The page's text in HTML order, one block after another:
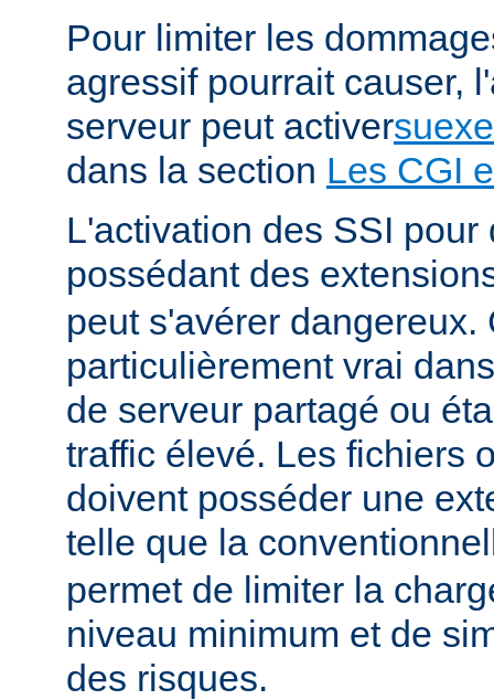
Pour limiter les
agressif pourrait causer,
serveur peut activer
dans la section Les CGI
L'activation des SSI pour
possédant des
peut s'avérer dangereux.
particulièrement vrai
de serveur partagé ou
traffic élevé. Les fichiers
doivent posséder une
telle que la
permet de limiter la
niveau minimum et de
des risques.